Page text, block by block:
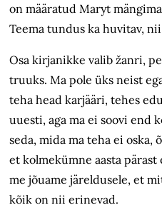
on määratud Maryt
Teema tundus ka huvitav,
Osa kirjanikke valib žanri,
truuks. Ma pole üks neist
teha head karjääri, tehes
uuesti, aga ma ei soovi end
seda, mida ma teha ei oska,
et kolmekümne aasta
me jõuame järeldusele, et
kõik on nii erinevad.